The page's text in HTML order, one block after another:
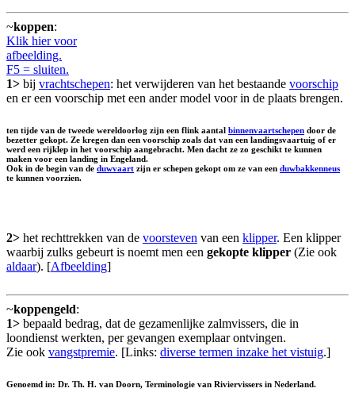
~koppen:
Klik hier voor
afbeelding.
F5 = sluiten.
1> bij vrachtschepen: het verwijderen van het bestaande voorschip
en er een voorschip met een ander model voor in de plaats brengen.
ten tijde van de tweede wereldoorlog zijn een flink aantal binnenvaartschepen door de
bezetter gekopt. Ze kregen dan een voorschip zoals dat van een landingsvaartuig of er
werd een rijklep in het voorschip aangebracht. Men dacht ze zo geschikt te kunnen
maken voor een landing in Engeland.
Ook in de begin van de duwvaart zijn er schepen gekopt om ze van een duwbakkenneus
te kunnen voorzien.
2> het rechttrekken van de voorsteven van een klipper. Een klipper
waarbij zulks gebeurt is noemt men een gekopte klipper (Zie ook
aldaar). [Afbeelding]
~koppengeld:
1> bepaald bedrag, dat de gezamenlijke zalmvissers, die in
loondienst werkten, per gevangen exemplaar ontvingen.
Zie ook vangstpremie. [Links: diverse termen inzake het vistuig.]
Genoemd in: Dr. Th. H. van Doorn, Terminologie van Riviervissers in Nederland.